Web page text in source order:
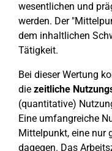
wesentlichen und
werden. Der
dem inhaltlichen
Tätigkeit.
Bei dieser Wertung
die zeitliche
(quantitative)
Eine umfangreiche
Mittelpunkt, eine nur
dagegen. Das